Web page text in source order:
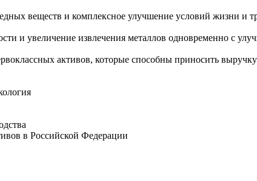
веществ и комплексное улучшение условий жизни и
и увеличение извлечения металлов одновременно с
активов, которые способны приносить
в Российской Федерации